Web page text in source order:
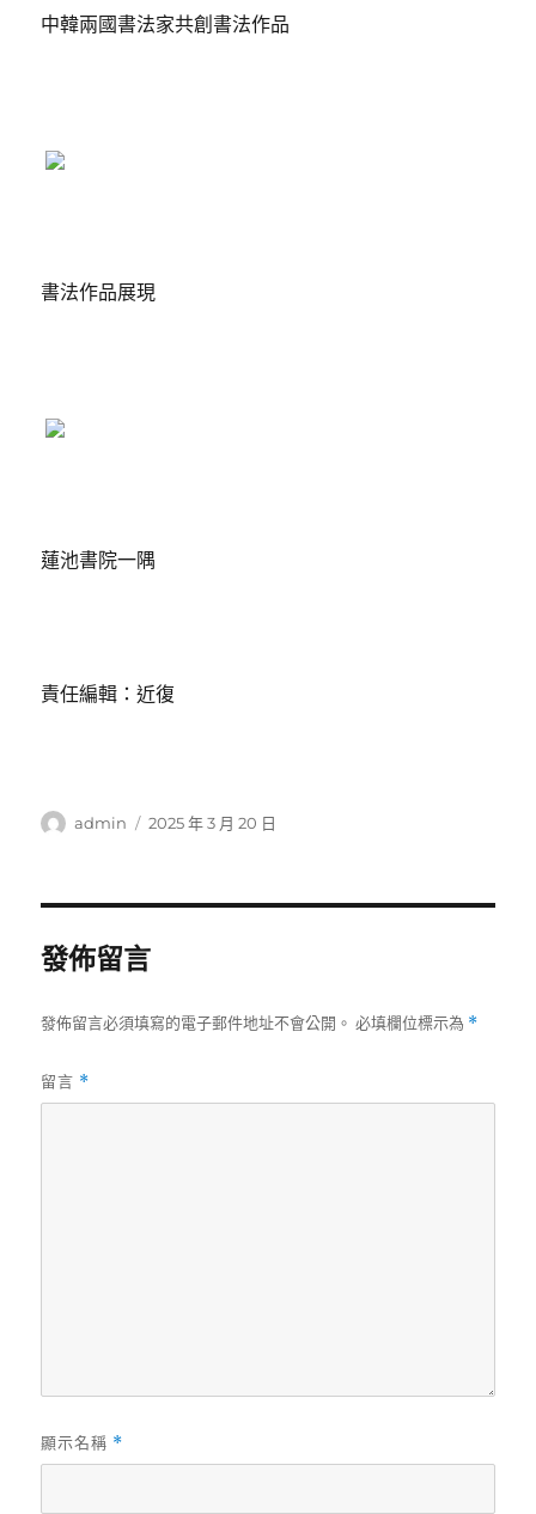
中韓兩國書法家共創書法作品
書法作品展現
蓮池書院一隅
責任編輯：近復
作
admin
發
2025 年 3 月 20 日
發佈留言
發佈留言必須填寫的電子郵件地址不會公開。 必填欄位標示為 *
留言 *
顯示名稱 *